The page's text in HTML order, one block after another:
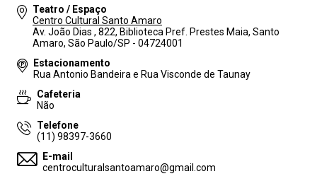
Teatro / Espaço
Centro Cultural Santo Amaro
Av. João Dias , 822, Biblioteca Pref. Prestes Maia, Santo
Amaro, São Paulo/SP - 04724001
Estacionamento
Rua Antonio Bandeira e Rua Visconde de Taunay
Cafeteria
Não
Telefone
(11) 98397-3660
E-mail
centroculturalsantoamaro@gmail.com